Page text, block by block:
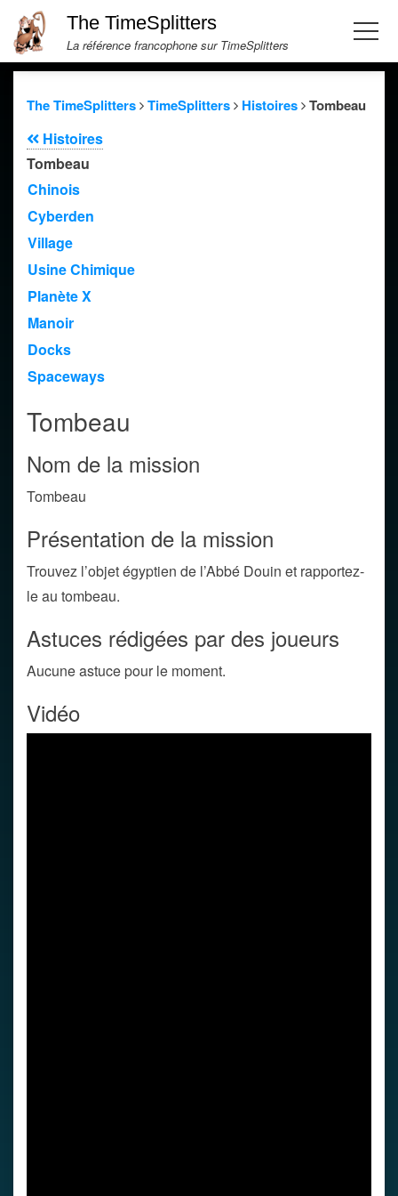
The TimeSplitters
La référence francophone sur TimeSplitters
The TimeSplitters TimeSplitters Histoires Tombeau
Histoires
Tombeau
Chinois
Cyberden
Village
Usine Chimique
Planète X
Manoir
Docks
Spaceways
Tombeau
Nom de la mission
Tombeau
Présentation de la mission
Trouvez l’objet égyptien de l’Abbé Douin et rapportez-
le au tombeau.
Astuces rédigées par des joueurs
Aucune astuce pour le moment.
Vidéo